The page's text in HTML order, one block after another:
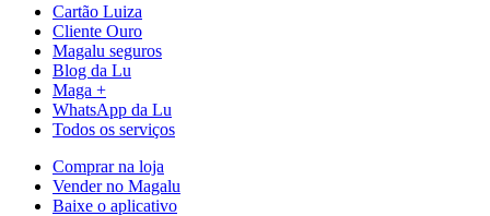
Cartão Luiza
Cliente Ouro
Magalu seguros
Blog da Lu
Maga +
WhatsApp da Lu
Todos os serviços
Comprar na loja
Vender no Magalu
Baixe o aplicativo